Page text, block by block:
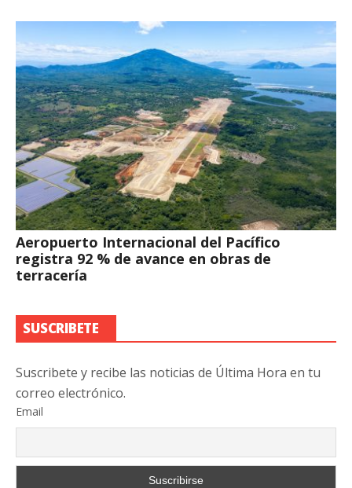
Aeropuerto Internacional del Pacífico
registra 92 % de avance en obras de
terracería
SUSCRIBETE
Suscribete y recibe las noticias de Última Hora en tu
correo electrónico.
Email